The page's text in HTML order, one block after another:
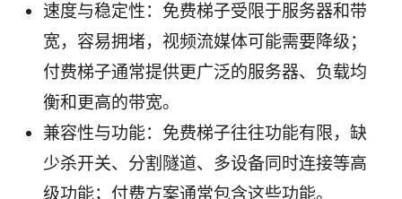
速度与稳定性：免费梯子受限于服务器和带
宽，容易拥堵，视频流媒体可能需要降级；
付费梯子通常提供更广泛的服务器、负载均
衡和更高的带宽。
兼容性与功能：免费梯子往往功能有限，缺
少杀开关、分割隧道、多设备同时连接等高
级功能；付费方案通常包含这些功能。